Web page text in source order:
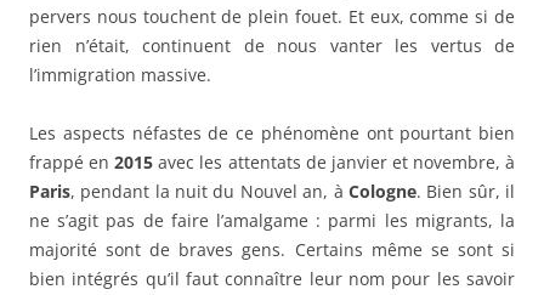
pervers nous touchent de plein fouet. Et eux, comme si de
rien n’était, continuent de nous vanter les vertus de
l’immigration massive.
Les aspects néfastes de ce phénomène ont pourtant bien
frappé en2015 avec les attentats de janvier et novembre, à
Paris, pendant la nuit du Nouvel an, à Cologne. Bien sûr, il
ne s’agit pas de faire l’amalgame : parmi les migrants, la
majorité sont de braves gens. Certains même se sont si
bien intégrés qu’il faut connaître leur nom pour les savoir